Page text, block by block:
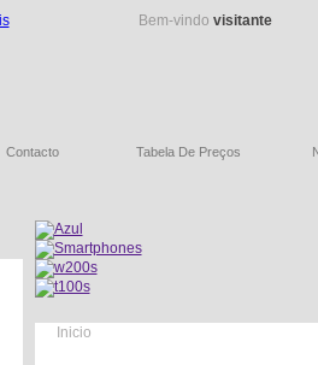
Bem-vindo visitante
Contacto Tabela De Preços
Inicio